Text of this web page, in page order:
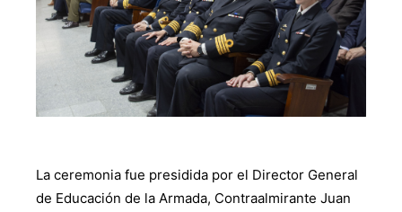
La ceremonia fue presidida por el Director General
de Educación de la Armada, Contraalmirante Juan